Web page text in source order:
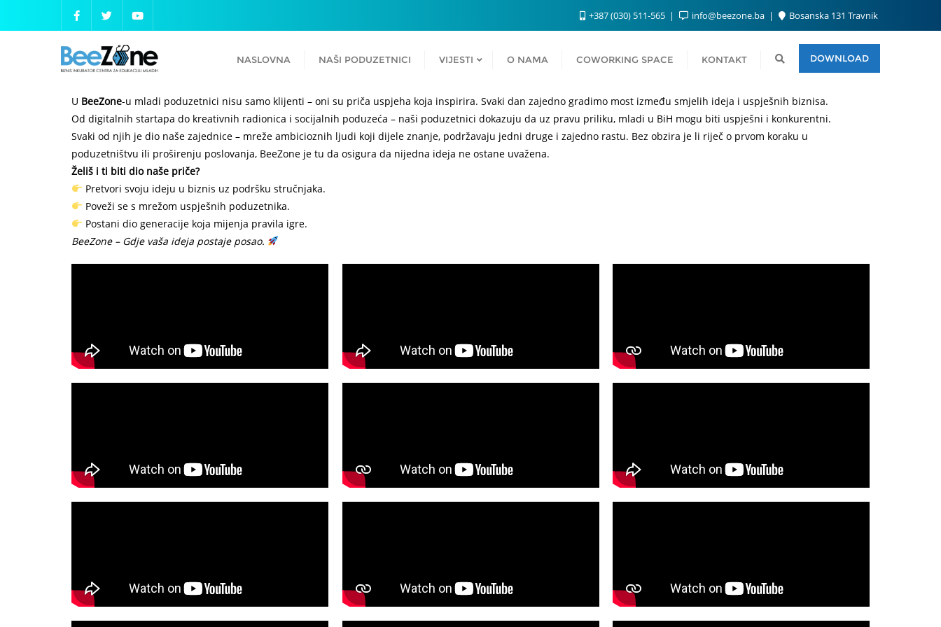
+387 (030) 511-565 info@beezone.ba Bosanska 131 Travnik
NASLOVNA NAŠI PODUZETNICI VIJESTI O NAMA COWORKING SPACE KONTAKT DOWNLOAD
U BeeZone-u mladi poduzetnici nisu samo klijenti – oni su priča uspjeha koja inspirira. Svaki dan zajedno gradimo most između smjelih ideja i uspješnih biznisa.
Od digitalnih startapa do kreativnih radionica i socijalnih poduzeća – naši poduzetnici dokazuju da uz pravu priliku, mladi u BiH mogu biti uspješni i konkurentni.
Svaki od njih je dio naše zajednice – mreže ambicioznih ljudi koji dijele znanje, podržavaju jedni druge i zajedno rastu. Bez obzira je li riječ o prvom koraku u
poduzetništvu ili proširenju poslovanja, BeeZone je tu da osigura da nijedna ideja ne ostane uvažena.
Želiš i ti biti dio naše priče?
Pretvori svoju ideju u biznis uz podršku stručnjaka.
Poveži se s mrežom uspješnih poduzetnika.
Postani dio generacije koja mijenja pravila igre.
BeeZone – Gdje vaša ideja postaje posao.